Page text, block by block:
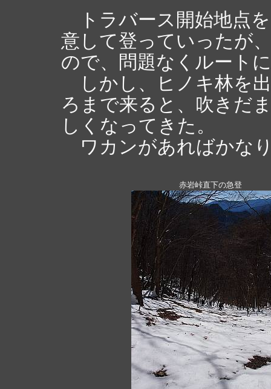
トラバース開始地点
意して登っていったが
ので、問題なくルート
しかし、ヒノキ林を
ろまで来ると、吹きだ
しくなってきた。
ワカンがあればかな
赤岩峠直下の急登